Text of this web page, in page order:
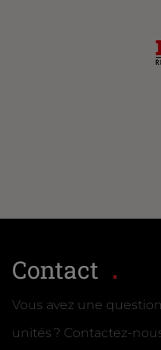
Contact
Vous avez une
unités ? Contactez-